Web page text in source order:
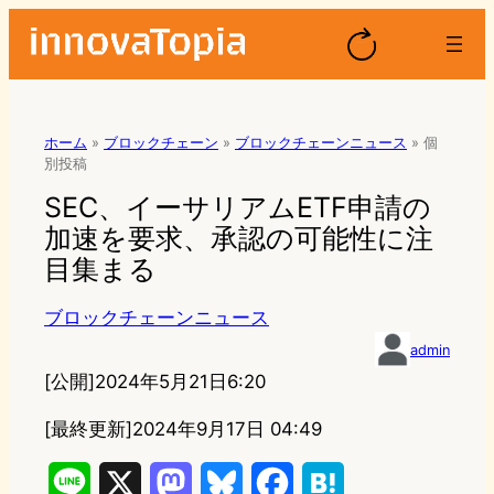
ホーム » ブロックチェーン » ブロックチェーンニュース » 個
別投稿
SEC、イーサリアムETF申請の
加速を要求、承認の可能性に注
目集まる
ブロックチェーンニュース
admin
[公開]2024年5月21日6:20
[最終更新]2024年9月17日 04:49